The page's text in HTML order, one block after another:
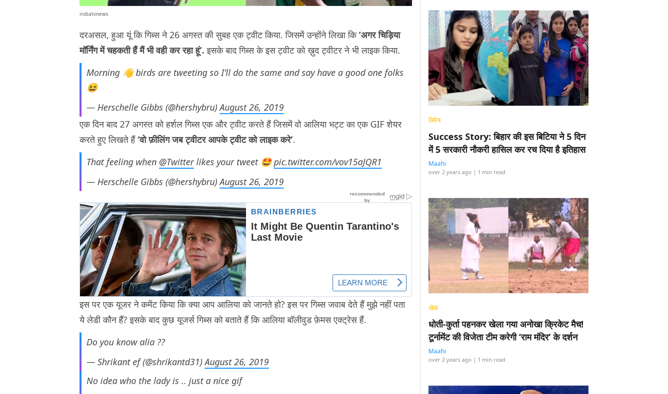
indiatvnews
दरअसल, हुआ यूं कि गिब्स ने 26 अगस्त की सुबह एक ट्वीट किया. जिसमें उन्होंने लिखा कि‘अगर चिड़िया
मॉर्निंग में चहकती हैं मैं भी वही कर रहा हूं’. इसके बाद गिब्स के इस ट्वीट को ख़ुद ट्वीटर ने भी लाइक किया.
Morning 👋 birds are tweeting so I’ll do the same and say have a good one folks
😆
— Herschelle Gibbs (@hershybru)August 26, 2019
एक दिन बाद 27 अगस्त को हर्शल गिब्स एक और ट्वीट करते हैं जिसमें वो आलिया भट्ट का एक GIF शेयर
करते हुए लिखते हैं‘वो फ़ीलिंग जब ट्वीटर आपके ट्वीट को लाइक करे’.
That feeling when @Twitterlikes your tweet 🤩pic.twitter.com/vov15aJQR1
— Herschelle Gibbs (@hershybru)August 26, 2019
इस पर एक यूजर ने कमेंट किया कि क्या आप आलिया को जानते हो? इस पर गिब्स जवाब देते हैं मुझे नहीं पता
ये लेडी कौन हैं? इसके बाद कुछ यूजर्स गिब्स को बताते हैं कि आलिया बॉलीवुड फ़ेमस एक्ट्रेस हैं.
Do you know alia ??
— Shrikant ef (@shrikantd31)August 26, 2019
No idea who the lady is .. just a nice gif
विमेन
Success Story: बिहार की इस बिटिया ने 5 दिन
में 5 सरकारी नौकरी हासिल कर रच दिया है इतिहास
Maahi
over 2 years ago | 1 min read
खेल
धोती-कुर्ता पहनकर खेला गया अनोखा क्रिकेट मैच!
टूर्नामेंट की विजेता टीम करेगी ‘राम मंदिर’ के दर्शन
Maahi
over 2 years ago | 1 min read